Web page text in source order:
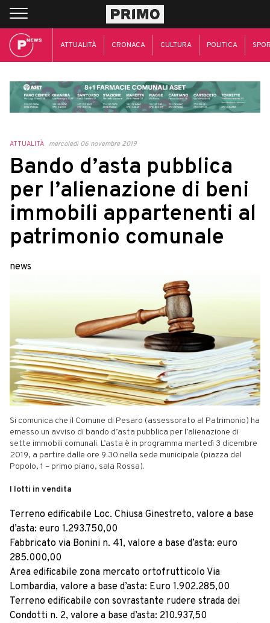
ATTUALITÀ CRONACA CULTURA POLITICA
ATTUALITÀ mercoledì 06 novembre 2019
Bando d’asta pubblica
per l’alienazione di beni
immobili appartenenti al
patrimonio comunale
news
Si comunica che il Comune di Pesaro (assessorato al Patrimonio) ha
emesso un avviso di bando d’asta pubblica per l’alienazione di
sette immobili comunali. L’asta è in programma martedì 3 dicembre
2019, a partire dalle ore 9.30 nella sede municipale (piazza del
Popolo, 1 – primo piano, sala Rossa).
I lotti in vendita
Terreno edificabile Loc. Chiusa Ginestreto, valore a base
d’asta: euro 1.293.750,00
Fabbricato via Bonini n. 41, valore a base d’asta: euro
285.000,00
Area edificabile zona mercato ortofrutticolo Via
Lombardia, valore a base d’asta: Euro 1.902.285,00
Terreno edificabile con sovrastante rudere strada dei
Condotti n. 2, valore a base d’asta: 210.937,50